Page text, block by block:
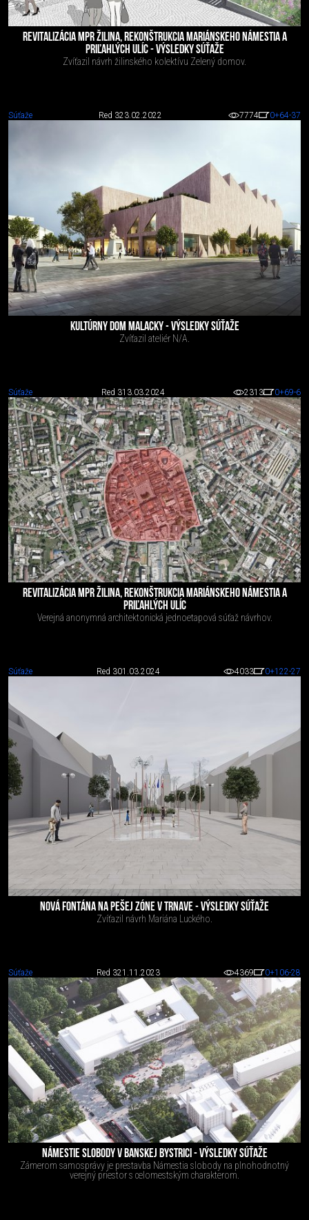
REVITALIZÁCIA MPR ŽILINA, REKONŠTRUKCIA MARIÁNSKEHO NÁMESTIA A
PRIĽAHLÝCH ULÍC - VÝSLEDKY SÚŤAŽE
Zvíťazil návrh žilinského kolektívu Zelený domov.
Súťaže Red 323.02.2022 7774 0+64-37
KULTÚRNY DOM MALACKY - VÝSLEDKY SÚŤAŽE
Zvíťazil ateliér N/A.
Súťaže Red 313.03.2024 2313 0+69-6
REVITALIZÁCIA MPR ŽILINA, REKONŠTRUKCIA MARIÁNSKEHO NÁMESTIA A
PRIĽAHLÝCH ULÍC
Verejná anonymná architektonická jednoetapová súťaž návrhov.
Súťaže Red 301.03.2024 4033 0+122-27
NOVÁ FONTÁNA NA PEŠEJ ZÓNE V TRNAVE - VÝSLEDKY SÚŤAŽE
Zvíťazil návrh Mariána Luckého.
Súťaže Red 321.11.2023 4369 0+106-28
NÁMESTIE SLOBODY V BANSKEJ BYSTRICI - VÝSLEDKY SÚŤAŽE
Zámerom samosprávy je prestavba Námestia slobody na plnohodnotný
verejný priestor s celomestským charakterom.